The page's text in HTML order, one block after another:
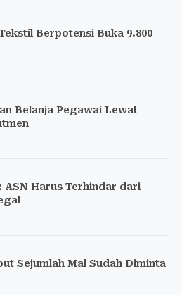
Berpotensi Buka 9.800
Belanja Pegawai Lewat
ASN Harus Terhindar dari
Sejumlah Mal Sudah Diminta